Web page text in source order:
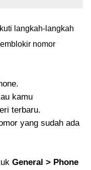
langkah-langkah
nomor
kamu
terbaru.
yang sudah ada
General > Phone